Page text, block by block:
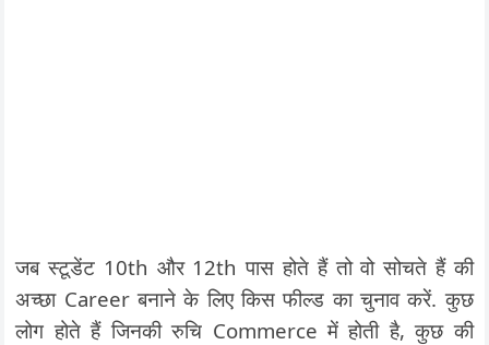
जब स्टूडेंट 10th और 12th पास होते हैं तो वो सोचते हैं की
अच्छा Career बनाने के लिए किस फील्ड का चुनाव करें. कुछ
लोग होते हैं जिनकी रुचि Commerce में होती है, कुछ की